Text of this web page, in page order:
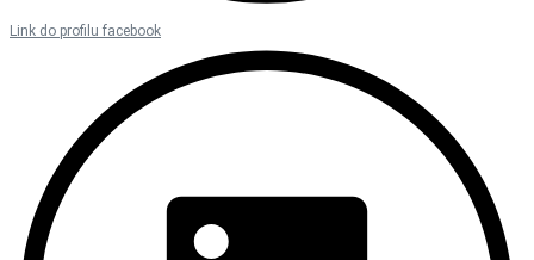
Link do profilu facebook